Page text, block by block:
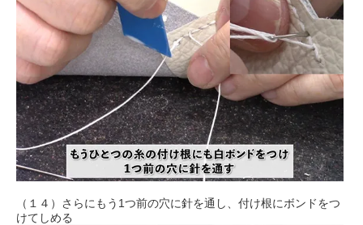
（１４）さらにもう1つ前の穴に針を通し、付け根にボンドをつ
けてしめる